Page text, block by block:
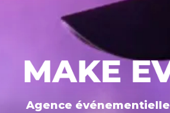
Agence événementielle